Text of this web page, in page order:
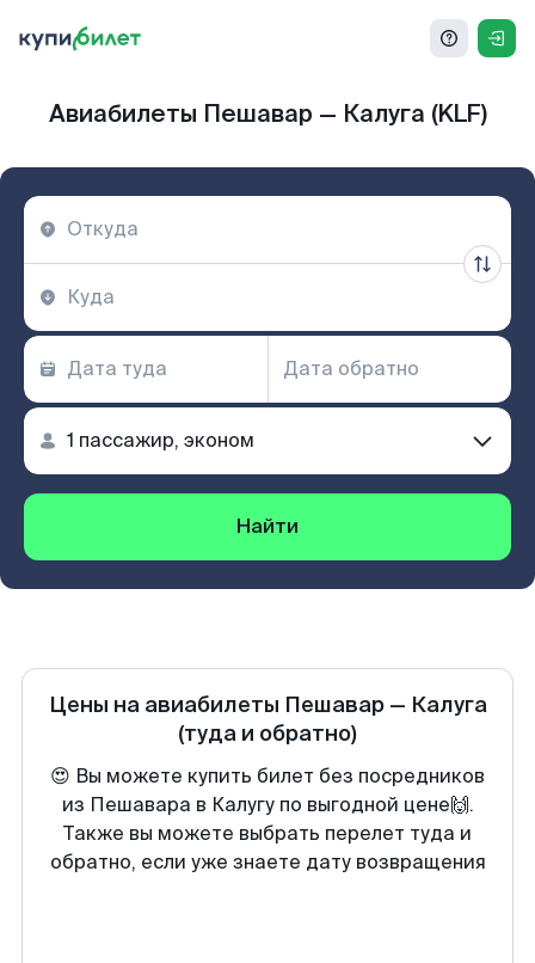
Авиабилеты Пешавар — Калуга (KLF)
Найти
Цены на авиабилеты Пешавар— Калуга
(туда и обратно)
😍 Вы можете купить билет без посредников
из Пешавара в Калугу по выгодной цене🙌.
Также вы можете выбрать перелет туда и
обратно, если уже знаете дату возвращения